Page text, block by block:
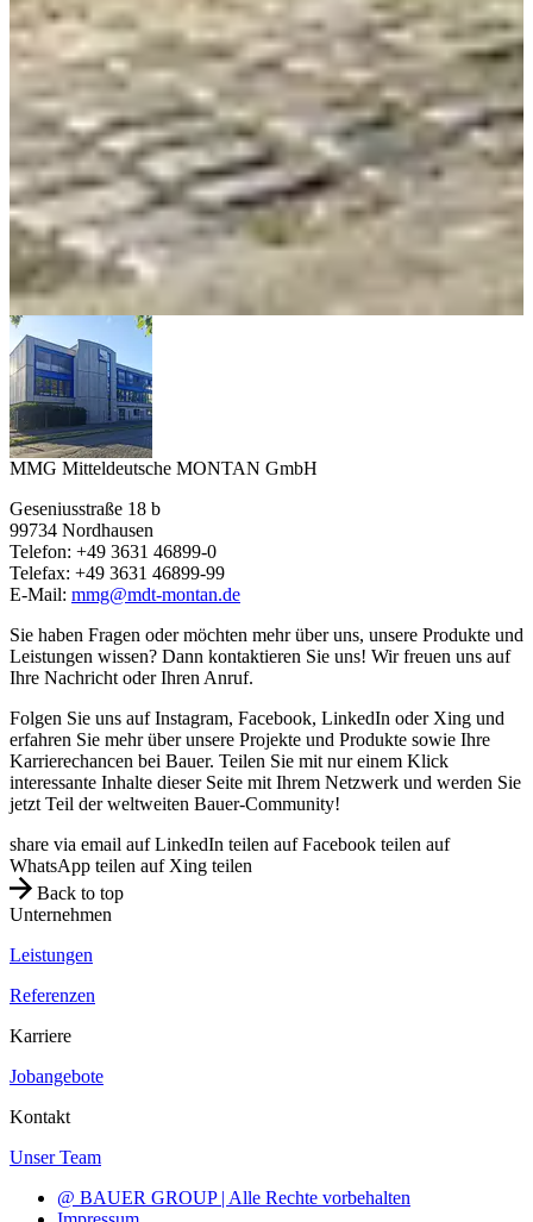
MMG Mitteldeutsche MONTAN GmbH
Geseniusstraße 18 b
99734 Nordhausen
Telefon: +49 3631 46899-0
Telefax: +49 3631 46899-99
E-Mail: mmg@mdt-montan.de
Sie haben Fragen oder möchten mehr über uns, unsere Produkte und
Leistungen wissen? Dann kontaktieren Sie uns! Wir freuen uns auf
Ihre Nachricht oder Ihren Anruf.
Folgen Sie uns auf Instagram, Facebook, LinkedIn oder Xing und
erfahren Sie mehr über unsere Projekte und Produkte sowie Ihre
Karrierechancen bei Bauer. Teilen Sie mit nur einem Klick
interessante Inhalte dieser Seite mit Ihrem Netzwerk und werden Sie
jetzt Teil der weltweiten Bauer-Community!
share via email auf LinkedIn teilen auf Facebook teilen auf
WhatsApp teilen auf Xing teilen
Back to top
Unternehmen
Leistungen
Referenzen
Karriere
Jobangebote
Kontakt
Unser Team
@ BAUER GROUP | Alle Rechte vorbehalten